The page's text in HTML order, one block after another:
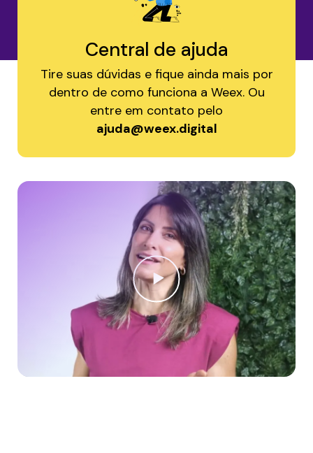
Central de ajuda
Tire suas dúvidas e fique ainda mais por
dentro de como funciona a Weex. Ou
entre em contato pelo
ajuda@weex.digital